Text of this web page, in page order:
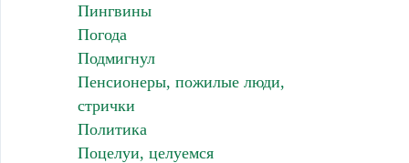
Пингвины
Погода
Подмигнул
Пенсионеры, пожилые люди,
стрички
Политика
Поцелуи, целуемся